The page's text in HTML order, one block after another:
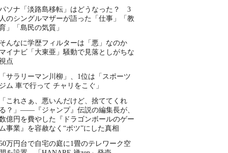
ソナ「淡路島移転」はどうなった？ 3
のシングルマザーが語った「仕事」「教
」「島民の気質」
んなに学歴フィルターは「悪」なのか
イナビ「大東亜」騒動で見落としがちな
点
サラリーマン川柳」、1位は「スポーツ
ム 車で行って チャリをこぐ」
これさぁ、悪いんだけど、捨ててくれ
？」――『ジャンプ』伝説の編集長が、
億円を費やした『ドラゴンボールのゲー
事業』を容赦なく“ボツ”にした真相
万円台で自宅の庭に1畳のテレワーク空